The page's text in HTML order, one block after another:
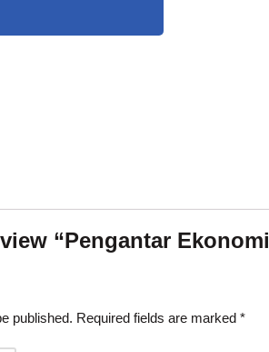
“Pengantar Ekonomi
published. Required fields are marked *